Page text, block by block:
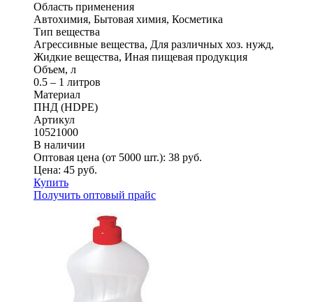
Область применения
Автохимия, Бытовая химия, Косметика
Тип вещества
Агрессивные вещества, Для различных хоз. нужд,
Жидкие вещества, Иная пищевая продукция
Объем, л
0.5 – 1 литров
Материал
ПНД (HDPE)
Артикул
10521000
В наличии
Оптовая цена (от 5000 шт.): 38 руб.
Цена: 45 руб.
Купить
Получить оптовый прайс